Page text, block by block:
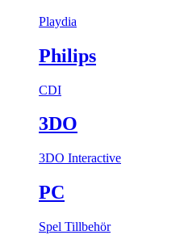
Playdia
Philips
CDI
3DO
3DO Interactive
PC
Spel Tillbehör